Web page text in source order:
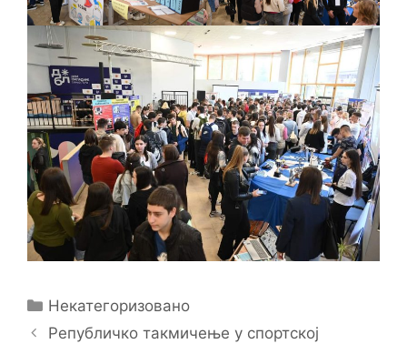
Categories
Некатегоризовано
Републичко такмичење у спортској